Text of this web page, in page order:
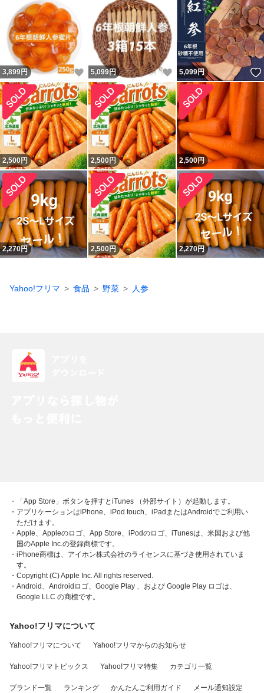
3,899円 いいね！
5,099円 いいね！
5,099円
2,500円 2,500円 2,500円
2,270円 2,500円 2,270円
Yahoo!フリマ 食品 野菜 人参
・「App Store」ボタンを押すとiTunes （外部サイト）が起動します。
・アプリケーションはiPhone、iPod touch、iPadまたはAndroidでご利用い
ただけます。
・Apple、Appleのロゴ、App Store、iPodのロゴ、iTunesは、米国および他
国のApple Inc.の登録商標です。
・iPhone商標は、アイホン株式会社のライセンスに基づき使用されていま
す。
・Copyright (C) Apple Inc. All rights reserved.
・Android、Androidロゴ、Google Play 、および Google Play ロゴは、
Google LLC の商標です。
Yahoo!フリマについて
Yahoo!フリマについて Yahoo!フリマからのお知らせ
Yahoo!フリマトピックス Yahoo!フリマ特集 カテゴリ一覧
ブランド一覧 ランキング かんたんご利用ガイド メール通知設定